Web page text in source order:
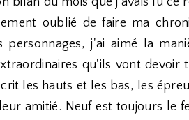
oublié de faire ma
j'ai aimé la
qu'ils vont devoir
les hauts et les bas, les
amitié. Neuf est toujours le